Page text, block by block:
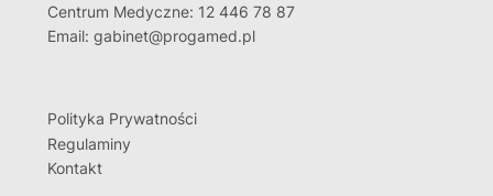
Centrum Medyczne: 12 446 78 87
Email: gabinet@progamed.pl
Polityka Prywatności
Regulaminy
Kontakt